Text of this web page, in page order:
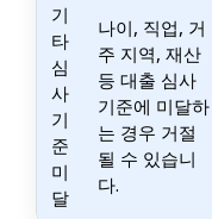
기
타
심
사
기
준
미
달
나이, 직업, 거
주 지역, 재산
등 대출 심사
기준에 미달하
는 경우 거절
될 수 있습니
다.